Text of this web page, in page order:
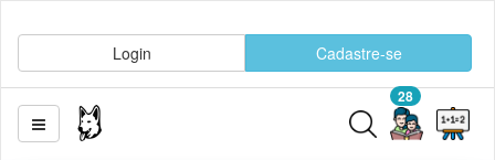
Login Cadastre-se
28